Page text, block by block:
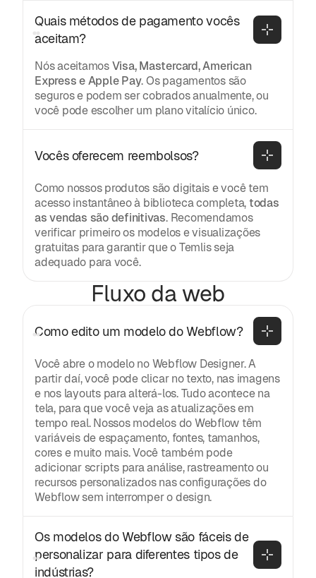
Quais métodos de pagamento vocês
aceitam?
Nós aceitamosVisa, Mastercard, American
Express e Apple Pay. Os pagamentos são
seguros e podem ser cobrados anualmente, ou
você pode escolher um plano vitalício único.
Vocês oferecem reembolsos?
Como nossos produtos são digitais e você tem
acesso instantâneo à biblioteca completa,todas
as vendas são definitivas. Recomendamos
verificar primeiro os modelos e visualizações
gratuitas para garantir que o Temlis seja
adequado para você.
Fluxo da web
Como edito um modelo do Webflow?
Você abre o modelo no Webflow Designer. A
partir daí, você pode clicar no texto, nas imagens
e nos layouts para alterá-los. Tudo acontece na
tela, para que você veja as atualizações em
tempo real. Nossos modelos do Webflow têm
variáveis de espaçamento, fontes, tamanhos,
cores e muito mais. Você também pode
adicionar scripts para análise, rastreamento ou
recursos personalizados nas configurações do
Webflow sem interromper o design.
Os modelos do Webflow são fáceis de
personalizar para diferentes tipos de
indústrias?